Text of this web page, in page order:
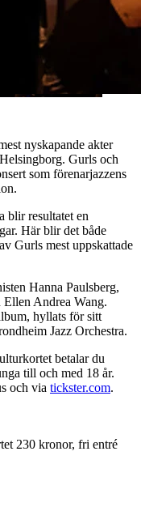
nyskapande akter
Gurls och
som förenarjazzens
blir resultatet en
Här blir det både
Gurls mest uppskattade
Hanna Paulsberg,
Ellen Andrea Wang.
hyllats för sitt
Jazz Orchestra.
betalar du
till och med 18 år.
och via tickster.com.
230 kronor, fri entré